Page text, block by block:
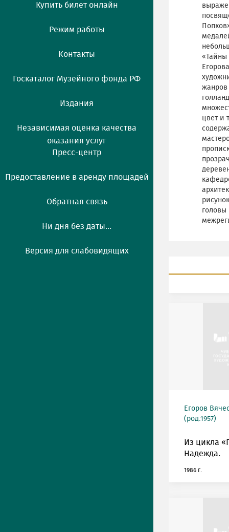
Купить билет онлайн
Режим работы
Контакты
Госкаталог Музейного фонда РФ
Издания
Независимая оценка качества
оказания услуг
Пресс-центр
Предоставление в аренду площадей
Обратная связь
Ни дня без даты...
Версия для слабовидящих
«Тайны
жанров
цвет и
головы
Егоров
(род.1957)
Из цикла
Надежда.
1986 г.